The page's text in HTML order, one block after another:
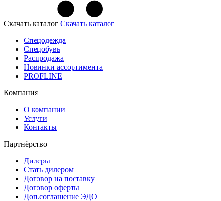
Скачать каталог Скачать каталог
Спецодежда
Спецобувь
Распродажа
Новинки ассортимента
PROFLINE
Компания
О компании
Услуги
Контакты
Партнёрство
Дилеры
Стать дилером
Договор на поставку
Договор оферты
Доп.соглашение ЭДО